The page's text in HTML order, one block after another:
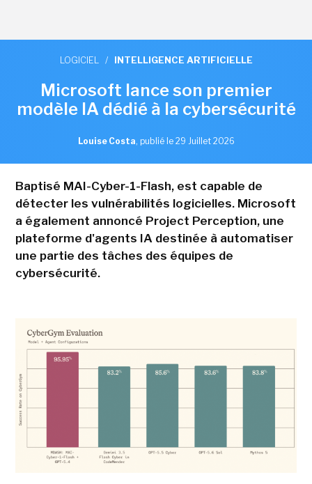
LOGICIEL / INTELLIGENCE ARTIFICIELLE
Microsoft lance son premier
modèle IA dédié à la cybersécurité
Louise Costa, publié le 29 Juillet 2026
Baptisé MAI-Cyber-1-Flash, est capable de
détecter les vulnérabilités logicielles. Microsoft
a également annoncé Project Perception, une
plateforme d'agents IA destinée à automatiser
une partie des tâches des équipes de
cybersécurité.